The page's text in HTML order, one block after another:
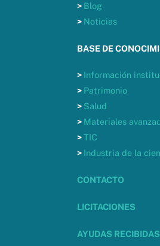
> Blog
> Noticias
BASE DE
> Información
> Patrimonio
> Salud
> Materiales
>TIC
> Industria de la
CONTACTO
LICITACIONES
AYUDAS RECIBIDAS